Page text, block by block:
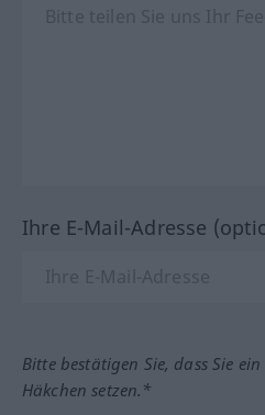
Ihre E-Mail-Adresse
Bitte bestätigen Sie, dass Sie
Häkchen setzen.*